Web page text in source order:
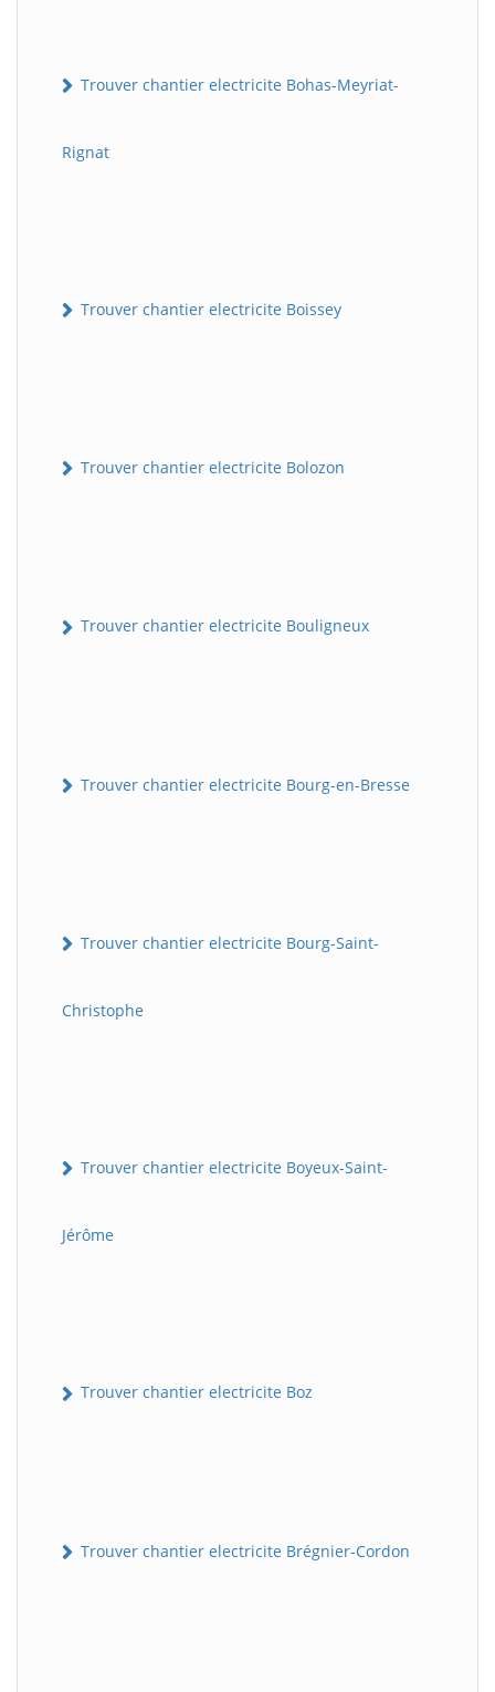
Trouver chantier electricite Bohas-Meyriat-
Rignat
Trouver chantier electricite Boissey
Trouver chantier electricite Bolozon
Trouver chantier electricite Bouligneux
Trouver chantier electricite Bourg-en-Bresse
Trouver chantier electricite Bourg-Saint-
Christophe
Trouver chantier electricite Boyeux-Saint-
Jérôme
Trouver chantier electricite Boz
Trouver chantier electricite Brégnier-Cordon